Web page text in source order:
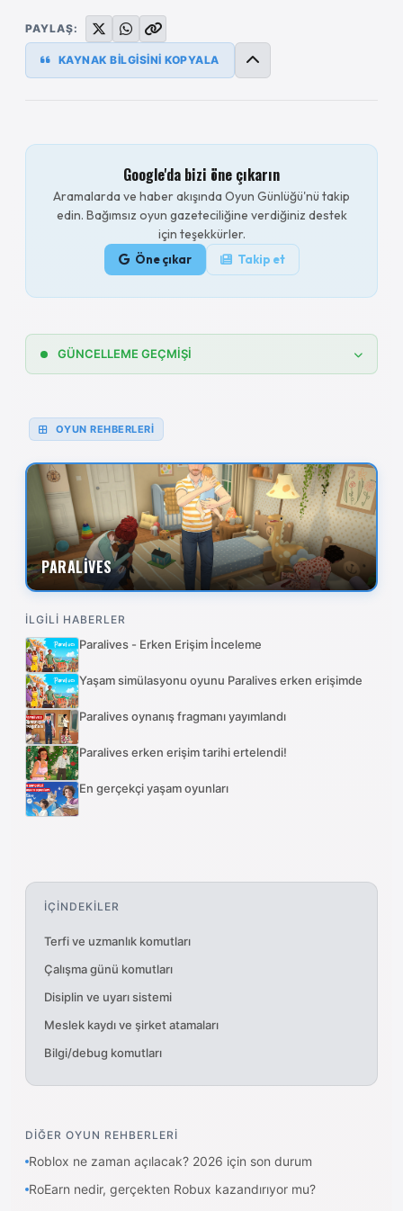
OYUN REHBERLERİ
PARALİVES
İLGİLİ HABERLER
Paralives - Erken Erişim İnceleme
Yaşam simülasyonu oyunu Paralives erken erişimde
Paralives oynanış fragmanı yayımlandı
Paralives erken erişim tarihi ertelendi!
En gerçekçi yaşam oyunları
PAYLAŞ:
KAYNAK BİLGİSİNİ KOPYALA
Google'da bizi öne çıkarın
Aramalarda ve haber akışında Oyun Günlüğü'nü takip
edin. Bağımsız oyun gazeteciliğine verdiğiniz destek
için teşekkürler.
Öne çıkar Takip et
GÜNCELLEME GEÇMİŞİ
İÇİNDEKİLER
Terfi ve uzmanlık komutları
Çalışma günü komutları
Disiplin ve uyarı sistemi
Meslek kaydı ve şirket atamaları
Bilgi/debug komutları
DİĞER OYUN REHBERLERİ
Roblox ne zaman açılacak? 2026 için son durum
RoEarn nedir, gerçekten Robux kazandırıyor mu?